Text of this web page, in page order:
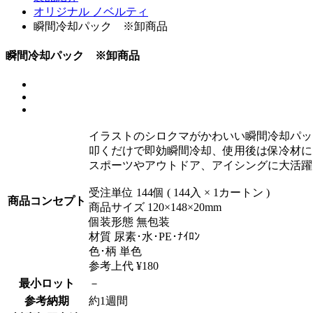
オリジナル ノベルティ
瞬間冷却パック ※卸商品
瞬間冷却パック ※卸商品
商品コンセプト
イラストのシロクマがかわいい瞬間冷却パッ
叩くだけで即効瞬間冷却、使用後は保冷材に
スポーツやアウトドア、アイシングに大活
受注単位 144個 ( 144入 × 1カートン )
商品サイズ 120×148×20mm
個装形態 無包装
材質 尿素･水･PE･ﾅｲﾛﾝ
色･柄 単色
参考上代 ¥180
最小ロット
－
参考納期
約1週間